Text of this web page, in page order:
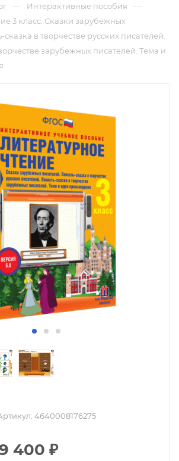
— Интерактивные пособия —
3 класс. Сказки зарубежных
в творчестве русских писателей.
зарубежных писателей. Тема и
4640008176275
400 ₽